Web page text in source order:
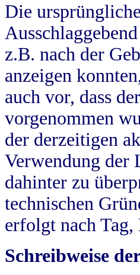
Die
z.B. nach der
anzeigen
auch vor, dass
vorgenommen
der derzeitigen
Verwendung der
dahinter zu
technischen
erfolgt nach Tag,
Schreibweise